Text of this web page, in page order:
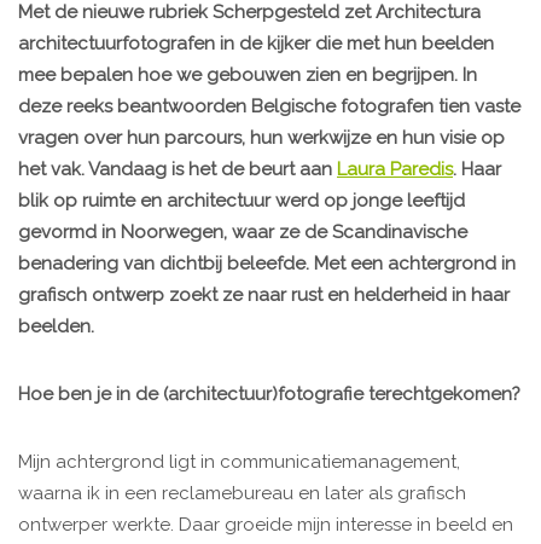
Met de nieuwe rubriek Scherpgesteld zet Architectura
architectuurfotografen in de kijker die met hun beelden
mee bepalen hoe we gebouwen zien en begrijpen. In
deze reeks beantwoorden Belgische fotografen tien vaste
vragen over hun parcours, hun werkwijze en hun visie op
het vak. Vandaag is het de beurt aan Laura Paredis. Haar
blik op ruimte en architectuur werd op jonge leeftijd
gevormd in Noorwegen, waar ze de Scandinavische
benadering van dichtbij beleefde. Met een achtergrond in
grafisch ontwerp zoekt ze naar rust en helderheid in haar
beelden.
Hoe ben je in de (architectuur)fotografie terechtgekomen?
Mijn achtergrond ligt in communicatiemanagement,
waarna ik in een reclamebureau en later als grafisch
ontwerper werkte. Daar groeide mijn interesse in beeld en